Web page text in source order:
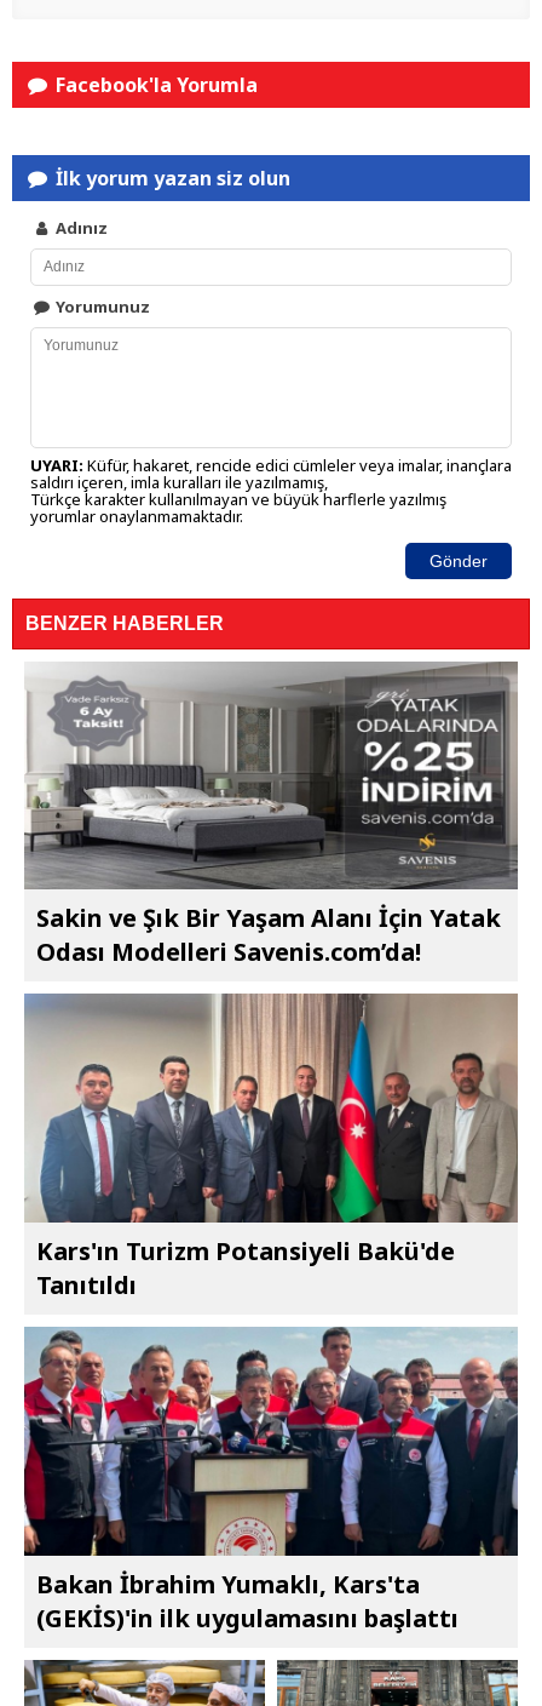
Facebook'la Yorumla
İlk yorum yazan siz olun
Adınız
Yorumunuz
UYARI: Küfür, hakaret, rencide edici cümleler veya imalar, inançlara
saldırı içeren, imla kuralları ile yazılmamış,
Türkçe karakter kullanılmayan ve büyük harflerle yazılmış
yorumlar onaylanmamaktadır.
Gönder
BENZER HABERLER
Sakin ve Şık Bir Yaşam Alanı İçin Yatak
Odası Modelleri Savenis.com’da!
Kars'ın Turizm Potansiyeli Bakü'de
Tanıtıldı
Bakan İbrahim Yumaklı, Kars'ta
(GEKİS)'in ilk uygulamasını başlattı